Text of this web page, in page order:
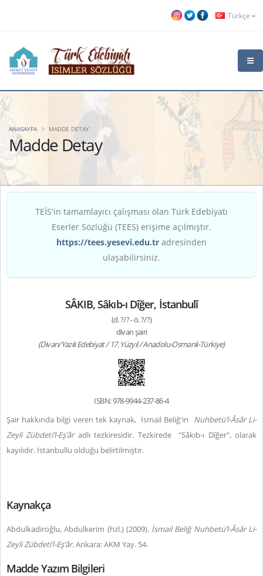
Türkçe
Madde Detay
ANASAYFA MADDE DETAY
TEİS'in tamamlayıcı çalışması olan Türk Edebiyatı
Eserler Sözlüğü (TEES) erişime açılmıştır.
https://tees.yesevi.edu.tr adresinden
ulaşabilirsiniz.
SÂKIB, Sâkıb-ı Dîğer, İstanbulî
(d. ?/? - ö. ?/?)
divan şairi
(Divan/Yazılı Edebiyat / 17. Yüzyıl / Anadolu-Osmanlı-Türkiye)
ISBN: 978-9944-237-86-4
Şair hakkında bilgi veren tek kaynak, İsmail Beliğ'in
Nuhbetü’l-Âsâr Li-
Zeyli Zübdeti’l-Eş’âradlı tezkiresidir. Tezkirede
"Sâkıb-ı Dîğer", olarak
kayılıdır. İstanbullu olduğu belirtilmiştir.
Kaynakça
Abdulkadiroğlu, Abdulkerim (hzl.) (2009). İsmail Beliğ Nuhbetü’l-Âsâr Li-
Zeyli Zübdeti’l-Eş’âr. Ankara: AKM Yay. 54.
Madde Yazım Bilgileri